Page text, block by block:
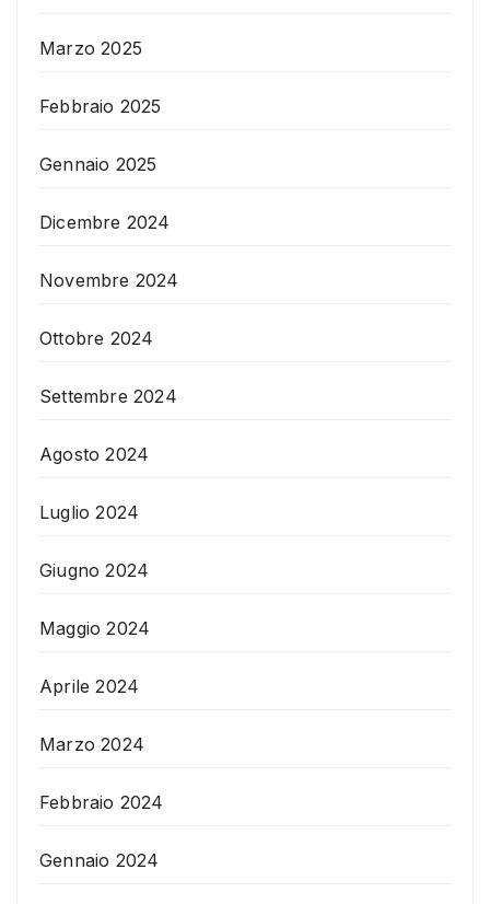
Marzo 2025
Febbraio 2025
Gennaio 2025
Dicembre 2024
Novembre 2024
Ottobre 2024
Settembre 2024
Agosto 2024
Luglio 2024
Giugno 2024
Maggio 2024
Aprile 2024
Marzo 2024
Febbraio 2024
Gennaio 2024